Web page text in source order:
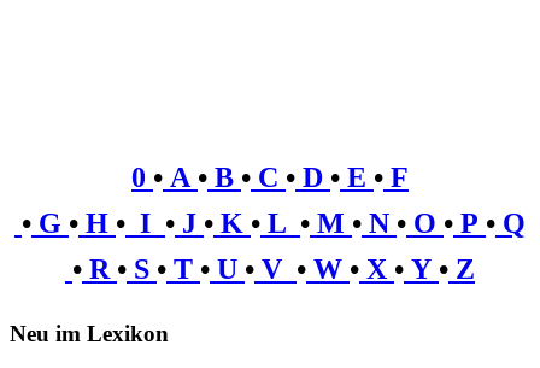
0 • A • B • C • D • E • F
• G • H • I • J • K • L • M • N • O • P • Q
• R • S • T • U • V • W • X • Y • Z
Neu im Lexikon